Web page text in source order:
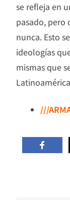
se refleja en
pasado, pero
nunca. Esto
ideologías
mismas que
///